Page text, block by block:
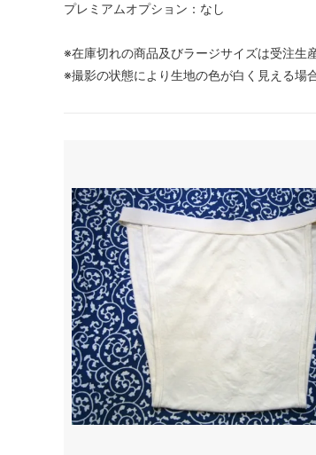
プレミアムオプション：なし
※在庫切れの商品及びラージサイズは受注生
※撮影の状態により生地の色が白く見える場